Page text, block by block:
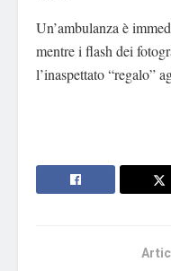
Un’ambulanza è
mentre i flash dei
l’inaspettato “regalo”